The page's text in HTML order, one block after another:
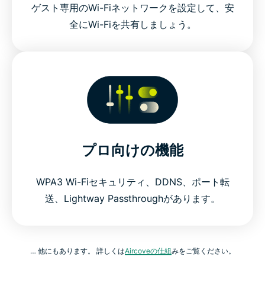
ゲスト専用のWi-Fiネットワークを設定して、安
全にWi-Fiを共有しましょう。
プロ向けの機能
WPA3 Wi-Fiセキュリティ、DDNS、ポート転
送、Lightway Passthroughがあります。
… 他にもあります。 詳しくはAircoveの仕組みをご覧ください。